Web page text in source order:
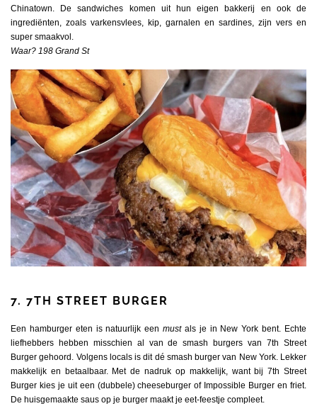
Chinatown. De sandwiches komen uit hun eigen bakkerij en ook de
ingrediënten, zoals varkensvlees, kip, garnalen en sardines, zijn vers en
super smaakvol.
Waar? 198 Grand St
7. 7TH STREET BURGER
Een hamburger eten is natuurlijk eenmustals je in New York bent. Echte
liefhebbers hebben misschien al van de smash burgers van 7th Street
Burger gehoord. Volgens locals is dit dé smash burger van New York. Lekker
makkelijk en betaalbaar. Met de nadruk op makkelijk, want bij 7th Street
Burger kies je uit een (dubbele) cheeseburger of Impossible Burger en friet.
De huisgemaakte saus op je burger maakt je eet-feestje compleet.